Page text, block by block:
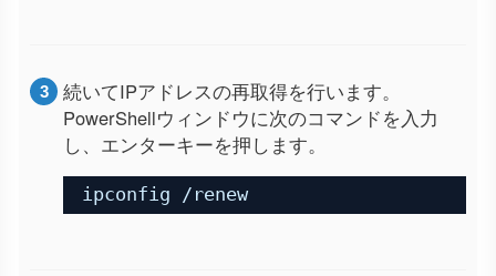
続いてIPアドレスの再取得を行います。
PowerShellウィンドウに次のコマンドを入力
し、エンターキーを押します。
ipconfig /renew